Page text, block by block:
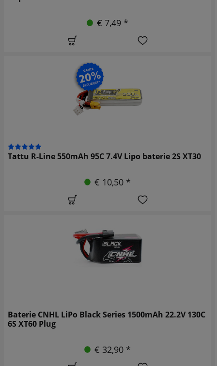
€ 7,49 *
Tattu R-Line 550mAh 95C 7.4V Lipo baterie 2S XT30
€ 10,50 *
Baterie CNHL LiPo Black Series 1500mAh 22.2V 130C
6S XT60 Plug
€ 32,90 *